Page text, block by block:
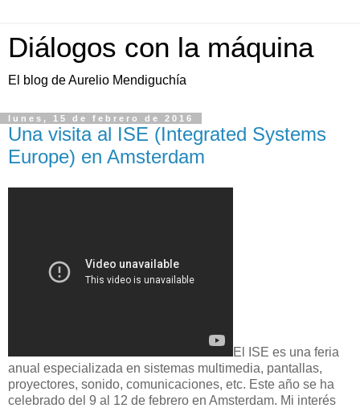
Diálogos con la máquina
El blog de Aurelio Mendiguchía
lunes, 15 de febrero de 2016
Una visita al ISE (Integrated Systems
Europe) en Amsterdam
El ISE es una feria
anual especializada en sistemas multimedia, pantallas,
proyectores, sonido, comunicaciones, etc. Este año se ha
celebrado del 9 al 12 de febrero en Amsterdam. Mi interés